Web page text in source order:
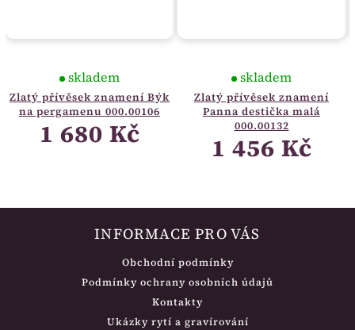
Zlatý přívěsek znamení Býk
na pergamenu 000.00106
skladem
1 680 Kč
Zlatý přívěsek znamení
Panna destička malá
000.00132
skladem
1 456 Kč
INFORMACE PRO VÁS
Obchodní podmínky
Podmínky ochrany osobních údajů
Kontakty
Ukázky rytí a gravírování